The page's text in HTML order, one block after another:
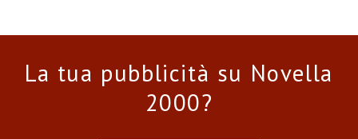
La tua pubblicità su Novella
2000?